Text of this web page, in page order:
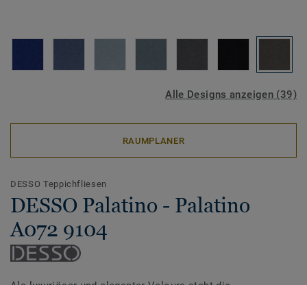
Alle Designs anzeigen (39)
RAUMPLANER
DESSO Teppichfliesen
DESSO Palatino - Palatino
A072 9104